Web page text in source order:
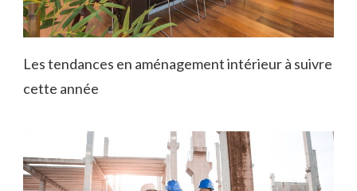
Les tendances en aménagement intérieur à suivre
cette année